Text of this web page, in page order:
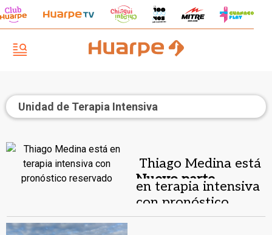
Unidad de Terapia Intensiva
Nuevo parte
médico.
Thiago Medina está
en terapia intensiva
con pronóstico
reservado